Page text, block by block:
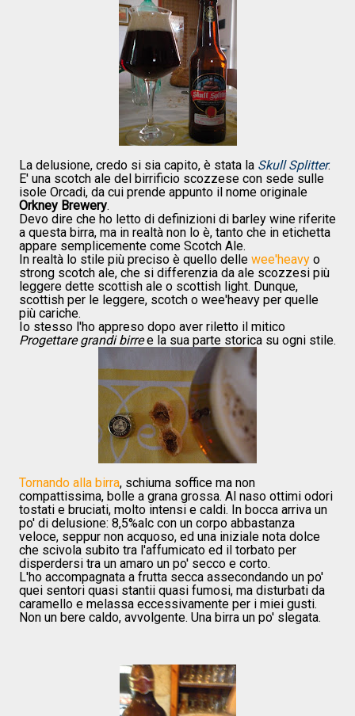
La delusione, credo si sia capito, è stata la Skull Splitter.
E' una scotch ale del birrificio scozzese con sede sulle
isole Orcadi, da cui prende appunto il nome originale
Orkney Brewery.
Devo dire che ho letto di definizioni di barley wine riferite
a questa birra, ma in realtà non lo è, tanto che in etichetta
appare semplicemente come Scotch Ale.
In realtà lo stile più preciso è quello delle wee'heavy o
strong scotch ale, che si differenzia da ale scozzesi più
leggere dette scottish ale o scottish light. Dunque,
scottish per le leggere, scotch o wee'heavy per quelle
più cariche.
Io stesso l'ho appreso dopo aver riletto il mitico
Progettare grandi birree la sua parte storica su ogni stile.
Tornando alla birra, schiuma soffice ma non
compattissima, bolle a grana grossa. Al naso ottimi odori
tostati e bruciati, molto intensi e caldi. In bocca arriva un
po' di delusione: 8,5%alc con un corpo abbastanza
veloce, seppur non acquoso, ed una iniziale nota dolce
che scivola subito tra l'affumicato ed il torbato per
disperdersi tra un amaro un po' secco e corto.
L'ho accompagnata a frutta secca assecondando un po'
quei sentori quasi stantii quasi fumosi, ma disturbati da
caramello e melassa eccessivamente per i miei gusti.
Non un bere caldo, avvolgente. Una birra un po' slegata.